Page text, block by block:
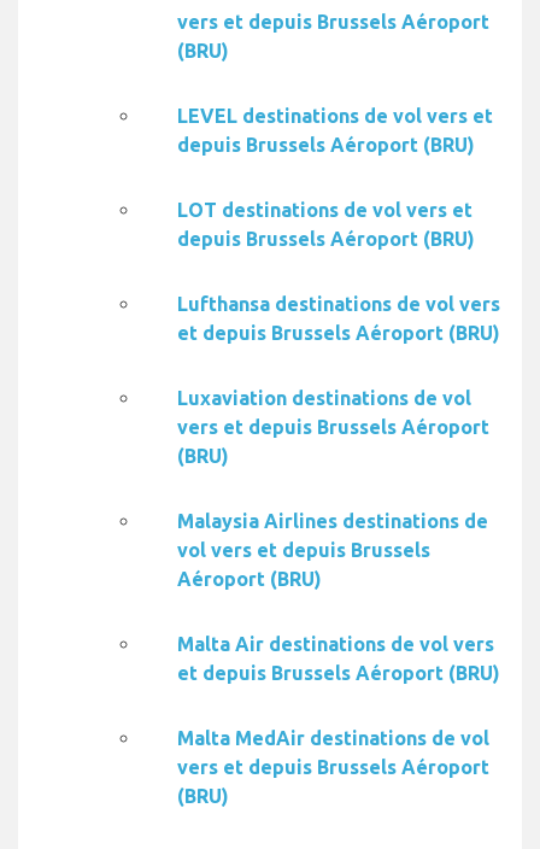
vers et depuis Brussels Aéroport
(BRU)
LEVEL destinations de vol vers et
depuis Brussels Aéroport (BRU)
LOT destinations de vol vers et
depuis Brussels Aéroport (BRU)
Lufthansa destinations de vol vers
et depuis Brussels Aéroport (BRU)
Luxaviation destinations de vol
vers et depuis Brussels Aéroport
(BRU)
Malaysia Airlines destinations de
vol vers et depuis Brussels
Aéroport (BRU)
Malta Air destinations de vol vers
et depuis Brussels Aéroport (BRU)
Malta MedAir destinations de vol
vers et depuis Brussels Aéroport
(BRU)